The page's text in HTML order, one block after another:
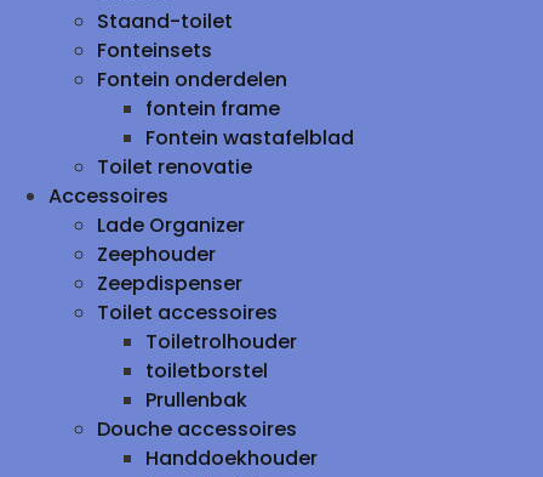
Staand-toilet
Fonteinsets
Fontein onderdelen
fontein frame
Fontein wastafelblad
Toilet renovatie
Accessoires
Lade Organizer
Zeephouder
Zeepdispenser
Toilet accessoires
Toiletrolhouder
toiletborstel
Prullenbak
Douche accessoires
Handdoekhouder